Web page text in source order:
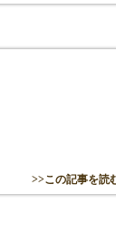
>>この記事を読